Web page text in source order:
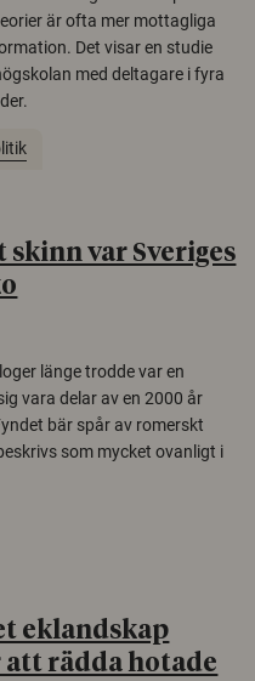
är ofta mer mottagliga
Det visar en studie
med deltagare i fyra
skinn var Sveriges
länge trodde var en
vara delar av en 2000 år
bär spår av romerskt
som mycket ovanligt i
eklandskap
att rädda hotade